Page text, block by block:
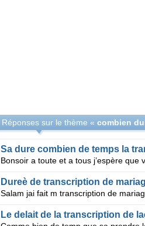
Réponses sur le thème «
Sa dure combien de temps la
Dureè de transcription de
Le delait de la transcription de